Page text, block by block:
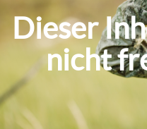
Dieser
nicht